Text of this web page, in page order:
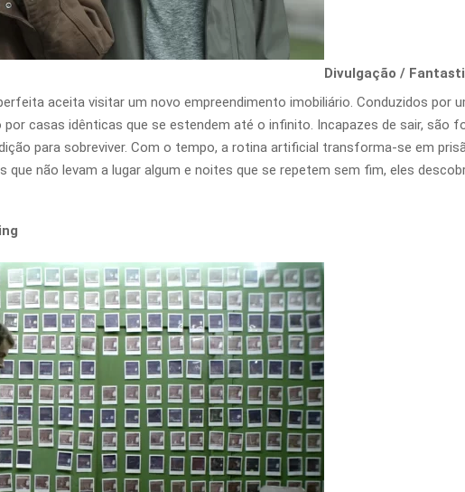
Divulgação /
aceita visitar um novo empreendimento imobiliário. Conduzidos por
casas idênticas que se estendem até o infinito. Incapazes de sair, são
para sobreviver. Com o tempo, a rotina artificial transforma-se em
que não levam a lugar algum e noites que se repetem sem fim, eles